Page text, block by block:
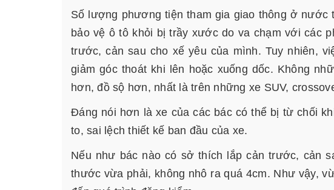
Số lượng phương tiện tham gia giao thông ở
bảo vệ ô tô khỏi bị trầy xước do va chạm với các
trước, cản sau cho xế yêu của mình. Tuy nhiên,
giảm góc thoát khi lên hoặc xuống dốc. Không
hơn, đồ sộ hơn, nhất là trên những xe SUV,
Đáng nói hơn là xe của các bác có thể bị từ chối
to, sai lệch thiết kế ban đầu của xe.
Nếu như bác nào có sở thích lắp cản trước, cản
thước vừa phải, không nhô ra quá 4cm. Như vậy,